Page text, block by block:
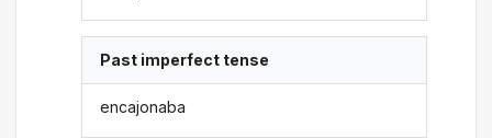
Past imperfect tense
encajonaba